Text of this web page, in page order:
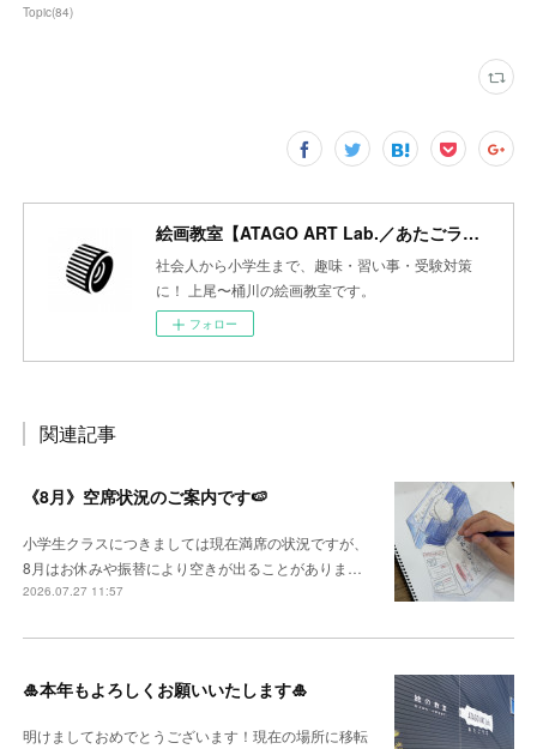
Topic(84)
絵画教室【ATAGO ART Lab.／あたごラボ】
社会人から小学生まで、趣味・習い事・受験対策
に！ 上尾〜桶川の絵画教室です。
フォロー
関連記事
《8月》空席状況のご案内です🍉
小学生クラスにつきましては現在満席の状況ですが、
8月はお休みや振替により空きが出ることがありま…
2026.07.27 11:57
🎍本年もよろしくお願いいたします🎍
明けましておめでとうございます！現在の場所に移転